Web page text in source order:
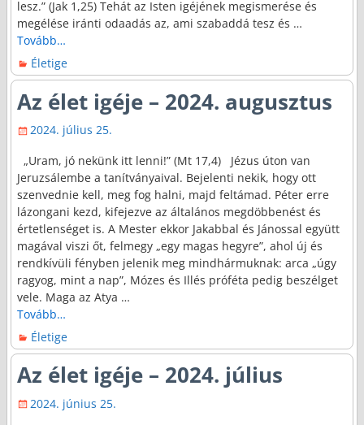
lesz.” (Jak 1,25) Tehát az Isten igéjének megismerése és
megélése iránti odaadás az, ami szabaddá tesz és …
Tovább…
Életige
Az élet igéje – 2024. augusztus
2024. július 25.
„Uram, jó nekünk itt lenni!” (Mt 17,4) Jézus úton van
Jeruzsálembe a tanítványaival. Bejelenti nekik, hogy ott
szenvednie kell, meg fog halni, majd feltámad. Péter erre
lázongani kezd, kifejezve az általános megdöbbenést és
értetlenséget is. A Mester ekkor Jakabbal és Jánossal együtt
magával viszi őt, felmegy „egy magas hegyre”, ahol új és
rendkívüli fényben jelenik meg mindhármuknak: arca „úgy
ragyog, mint a nap”, Mózes és Illés próféta pedig beszélget
vele. Maga az Atya …
Tovább…
Életige
Az élet igéje – 2024. július
2024. június 25.